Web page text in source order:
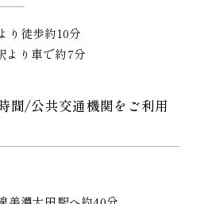
り徒歩約10分
より車で約7分
間/公共交通機関をご利用